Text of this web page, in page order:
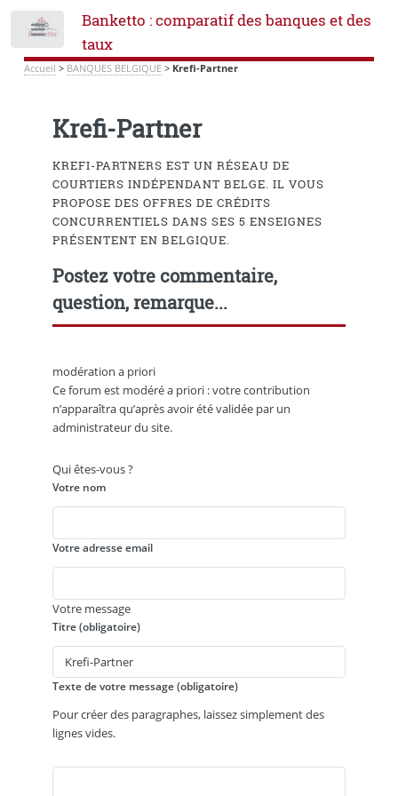
Banketto : comparatif des banques et des
taux
Accueil > BANQUES BELGIQUE> Krefi-Partner
Krefi-Partner
KREFI-PARTNERS EST UN RÉSEAU DE
COURTIERS INDÉPENDANT BELGE. IL VOUS
PROPOSE DES OFFRES DE CRÉDITS
CONCURRENTIELS DANS SES 5 ENSEIGNES
PRÉSENTENT EN BELGIQUE.
Postez votre commentaire,
question, remarque...
modération a priori
Ce forum est modéré a priori : votre contribution
n’apparaîtra qu’après avoir été validée par un
administrateur du site.
Qui êtes-vous ?
Votre nom
Votre adresse email
Votre message
Titre (obligatoire)
Texte de votre message (obligatoire)
Pour créer des paragraphes, laissez simplement des
lignes vides.